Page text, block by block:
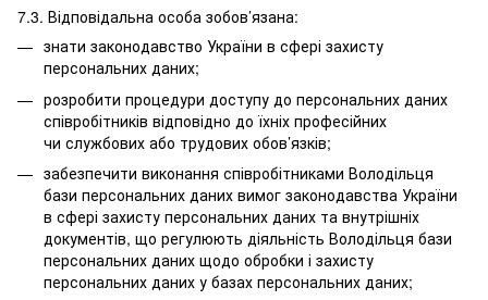
7.3. Відповідальна особа зобов’язана:
знати законодавство України в сфері захисту
персональних даних;
розробити процедури доступу до персональних даних
співробітників відповідно до їхніх професійних
чи службових або трудових обов’язків;
забезпечити виконання співробітниками Володільця
бази персональних даних вимог законодавства України
в сфері захисту персональних даних та внутрішніх
документів, що регулюють діяльність Володільця бази
персональних даних щодо обробки і захисту
персональних даних у базах персональних даних;